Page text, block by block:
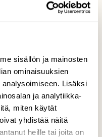
sisällön ja mainosten
ominaisuuksien
Lisäksi
ja analytiikka-
miten käytät
yhdistää näitä
heille tai joita on